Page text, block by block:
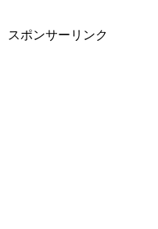
スポンサーリンク